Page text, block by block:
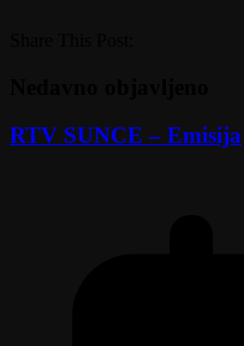
RTV SUNCE – Emisija